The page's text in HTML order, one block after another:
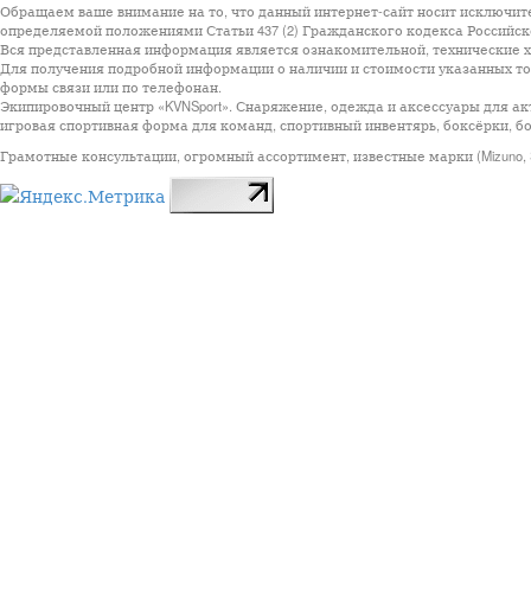
Обращаем ваше внимание на то, что данный интернет-сайт носит
определяемой положениями Статьи 437 (2) Гражданского кодекса
Вся представленная информация является ознакомительной, технические
Для получения подробной информации о наличии и стоимости указанных
формы связи или по телефонан.
Экипировочный центр «KVNSport». Снаряжение, одежда и аксессуары для
игровая спортивная форма для команд, спортивный инвентярь, боксёрки,
Грамотные консультации, огромный ассортимент, известные марки (Mizuno,